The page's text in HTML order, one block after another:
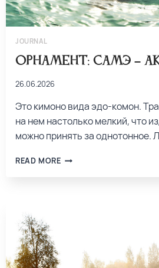
JOURNAL
Орнамент: самэ –
26.06.2026
Это кимоно вида эдо-комон.
на нем настолько мелкий, что
можно принять за однотонное.
READ MORE